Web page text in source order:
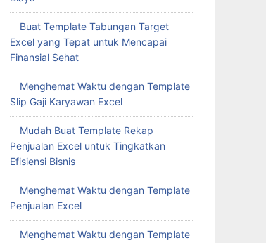
Buat Template Tabungan Target
Excel yang Tepat untuk Mencapai
Finansial Sehat
Menghemat Waktu dengan Template
Slip Gaji Karyawan Excel
Mudah Buat Template Rekap
Penjualan Excel untuk Tingkatkan
Efisiensi Bisnis
Menghemat Waktu dengan Template
Penjualan Excel
Menghemat Waktu dengan Template